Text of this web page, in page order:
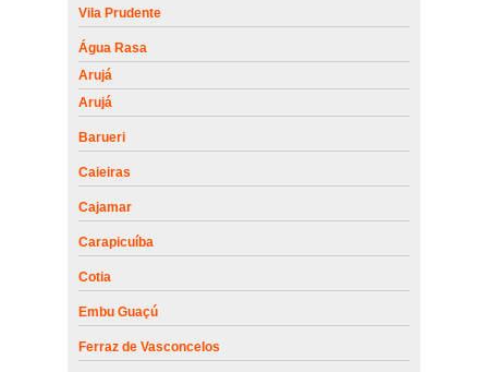
Vila Prudente
Água Rasa
Arujá
Arujá
Barueri
Caieiras
Cajamar
Carapicuíba
Cotia
Embu Guaçú
Ferraz de Vasconcelos